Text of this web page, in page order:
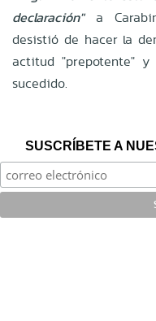
declaración"a
desistió de hacer la
actitud "prepotente"
sucedido.
SUSCRÍBETE A